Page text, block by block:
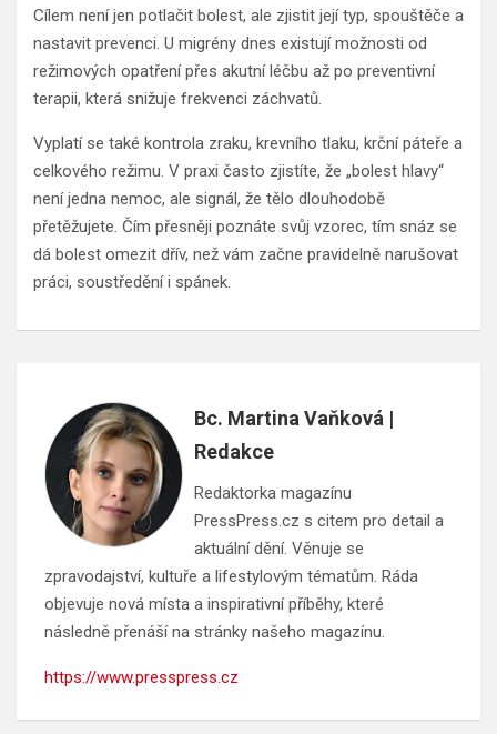
Cílem není jen potlačit bolest, ale zjistit její typ, spouštěče a
nastavit prevenci. U migrény dnes existují možnosti od
režimových opatření přes akutní léčbu až po preventivní
terapii, která snižuje frekvenci záchvatů.
Vyplatí se také kontrola zraku, krevního tlaku, krční páteře a
celkového režimu. V praxi často zjistíte, že „bolest hlavy“
není jedna nemoc, ale signál, že tělo dlouhodobě
přetěžujete. Čím přesněji poznáte svůj vzorec, tím snáz se
dá bolest omezit dřív, než vám začne pravidelně narušovat
práci, soustředění i spánek.
Bc. Martina Vaňková |
Redakce
Redaktorka magazínu
PressPress.cz s citem pro detail a
aktuální dění. Věnuje se
zpravodajství, kultuře a lifestylovým tématům. Ráda
objevuje nová místa a inspirativní příběhy, které
následně přenáší na stránky našeho magazínu.
https://www.presspress.cz